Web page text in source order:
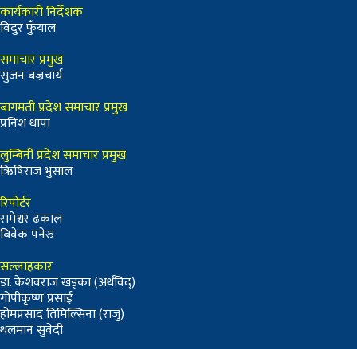
कार्यकारी निर्देशक
विदुर फुँयाल
समाचार प्रमुख
सुजन बज्रचार्य
बागमती प्रदेश समाचार प्रमुख
प्रनिश थापा
लुम्बिनी प्रदेश समाचार प्रमुख
ऋिषिराज भुसाल
रिपोर्टर
रामेश्वर ढकाल
बिवेक पनेरु
सल्लाहकार
डा. केशवराज खड्का (अर्थविद्)
गोपीकृष्ण प्रसाई
होमप्रसाद तिमिल्सिना (राजु)
थलमान सुवेदी